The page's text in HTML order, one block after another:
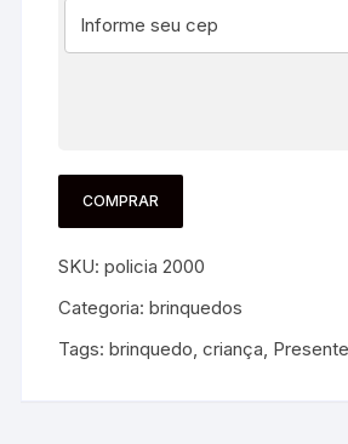
COMPRAR
SKU:policia 2000
Categoria:brinquedos
Tags:brinquedo ,criança Presente